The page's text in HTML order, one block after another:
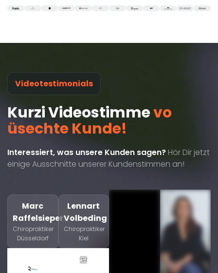
Videotestimonials
Kurzi Videostimmevo
üsechte Kunde!
Interessiert, was unsere Kunden sagen?Hör Dir jetzt
einige Ausschnitte unserer Kundenstimmen an!
Marc
Raffelsieper
Chiropraktiker
Düsseldorf
Lennart
Volbeding
Chiropraktiker
Kiel